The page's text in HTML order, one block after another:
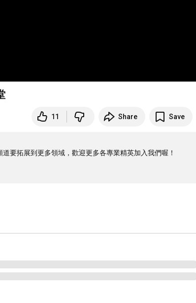
11 Share Save
要拓展到更多領域，歡迎更多各專業精英加入我們喔！